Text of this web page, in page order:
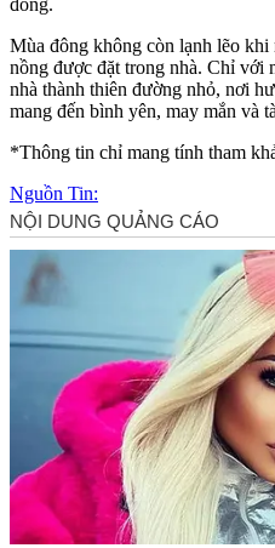
Mùa đông không còn lạnh lẽo khi
nồng được đặt trong nhà. Chỉ với
nhà thành thiên đường nhỏ, nơi
mang đến bình yên, may mắn và
*Thông tin chỉ mang tính tham
Nguồn Tin: